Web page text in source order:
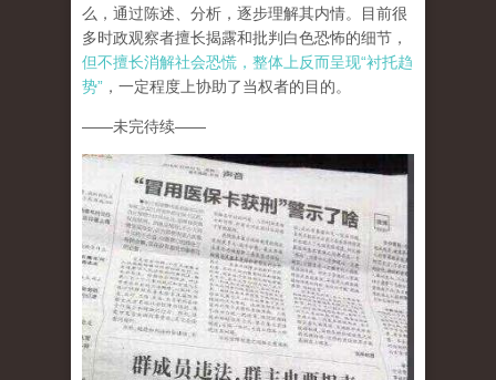
么，通过陈述、分析，逐步理解其内情。目前很
多时政观察者擅长揭露和批判白色恐怖的细节，
但不擅长消解社会恐慌，整体上反而呈现“衬托趋
势” ，一定程度上协助了当权者的目的。
——未完待续——